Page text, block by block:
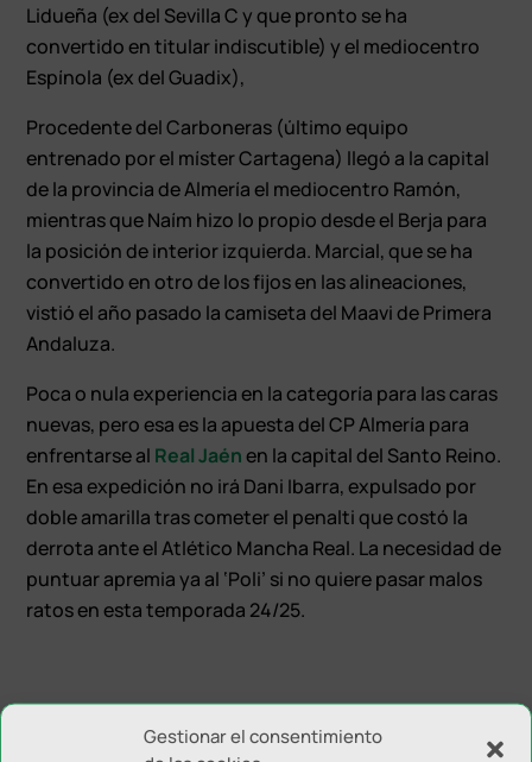
Gestionar el consentimiento
Lidueña (ex del Sevilla C y que pronto se ha
convertido en titular indiscutible) y el mediocentro
Espínola (ex del Guadix),
Procedente del Carboneras (último equipo
entrenado por el míster Cartagena) llegó a la capital
de la provincia de Almería el mediocentro Ramón,
mientras que Naím hizo lo propio desde el Berja para
la posición de interior izquierda. Marcial, que se ha
convertido en otro de los fijos en las alineaciones,
vistió el año pasado la camiseta del Maavi de Primera
Andaluza.
Poca o nula experiencia en la categoría para las caras
nuevas, pero esa es la apuesta del CP Almería para
enfrentarse al Real Jaénen la capital del Santo Reino.
En esa expedición no irá Dani Ibarra, expulsado por
doble amarilla tras cometer el penalti que costó la
derrota ante el Atlético Mancha Real. La necesidad de
puntuar apremia ya al ‘Poli’ si no quiere pasar malos
ratos en esta temporada 24/25.